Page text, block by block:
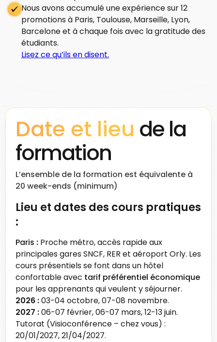
Nous avons accumulé une expérience sur 12
promotions à Paris, Toulouse, Marseille, Lyon,
Barcelone et à chaque fois avec la gratitude des
étudiants.
Lisez ce qu’ils en disent.
Date et lieu de la
formation
L’ensemble de la formation est équivalente à
20 week-ends (minimum)
Lieu et dates des cours pratiques
:
Paris : Proche métro, accès rapide aux
principales gares SNCF, RER et aéroport Orly. Les
cours présentiels se font dans un hôtel
confortable avec tarif préférentiel économique
pour les apprenants qui veulent y séjourner.
2026 :03-04 octobre, 07-08 novembre.
2027 :06-07 février, 06-07 mars, 12-13 juin.
Tutorat (Visioconférence – chez vous) :
20/01/2027, 21/04/2027.